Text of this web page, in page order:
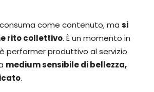
consuma come contenuto, ma si
rito collettivo. È un momento in
performer produttivo al servizio
medium sensibile di bellezza,
.